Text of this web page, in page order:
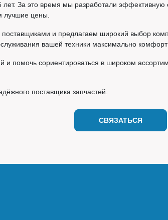
За это время мы разработали эффективную
лучшие цены.
и предлагаем широкий выбор
вашей техники максимально
помочь сориентироваться в широком
поставщика запчастей.
СВЯЗАТЬСЯ